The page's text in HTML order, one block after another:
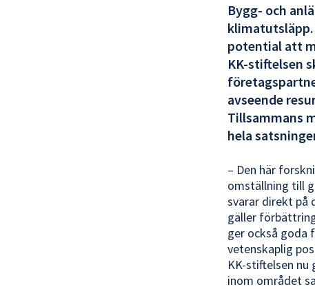
Bygg- och
potential att
KK-stiftelsen
avseende
Tillsammans
hela
– Den här
omställning till
svarar direkt på
gäller
ger också goda
vetenskaplig
KK-stiftelsen nu
inom området